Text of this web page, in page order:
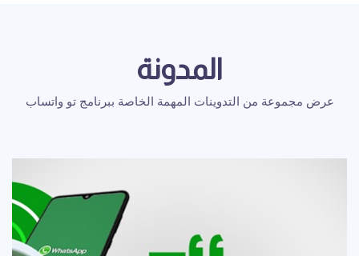
المدونة
عرض مجموعة من التدوينات المهمة الخاصة ببرنامج تو واتساب